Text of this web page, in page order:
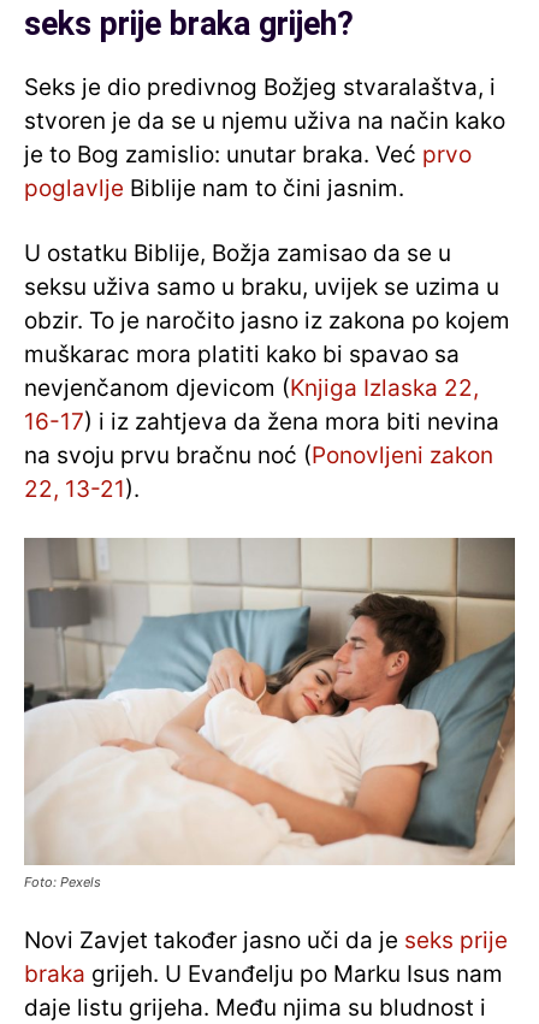
seks prije braka grijeh?
Seks je dio predivnog Božjeg stvaralaštva, i
stvoren je da se u njemu uživa na način kako
je to Bog zamislio: unutar braka. Već prvo
poglavlje Biblije nam to čini jasnim.
U ostatku Biblije, Božja zamisao da se u
seksu uživa samo u braku, uvijek se uzima u
obzir. To je naročito jasno iz zakona po kojem
muškarac mora platiti kako bi spavao sa
nevjenčanom djevicom (Knjiga Izlaska 22,
16-17) i iz zahtjeva da žena mora biti nevina
na svoju prvu bračnu noć (Ponovljeni zakon
22, 13-21).
Foto: Pexels
Novi Zavjet također jasno uči da je seks prije
braka grijeh. U Evanđelju po Marku Isus nam
daje listu grijeha. Među njima su bludnost i